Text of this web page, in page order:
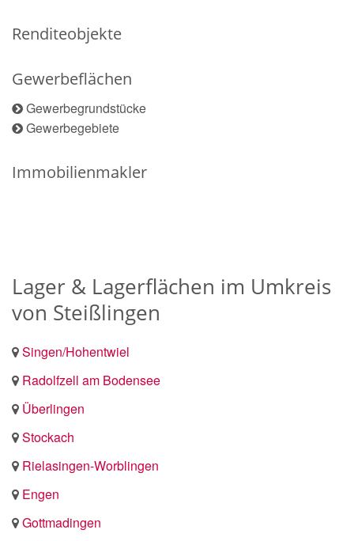
Renditeobjekte
Gewerbeflächen
Gewerbegrundstücke
Gewerbegebiete
Immobilienmakler
Lager & Lagerflächen im Umkreis
von Steißlingen
Singen/Hohentwiel
Radolfzell am Bodensee
Überlingen
Stockach
Rielasingen-Worblingen
Engen
Gottmadingen